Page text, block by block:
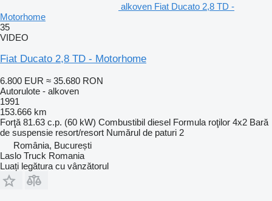
alkoven Fiat Ducato 2,8 TD -
Motorhome
35
VIDEO
Fiat Ducato 2,8 TD - Motorhome
6.800 EUR ≈ 35.680 RON
Autorulote - alkoven
1991
153.666 km
Forţă 81.63 c.p. (60 kW) Combustibil diesel Formula roţilor 4x2 Bară
de suspensie resort/resort Numărul de paturi 2
România, București
Laslo Truck Romania
Luați legătura cu vânzătorul